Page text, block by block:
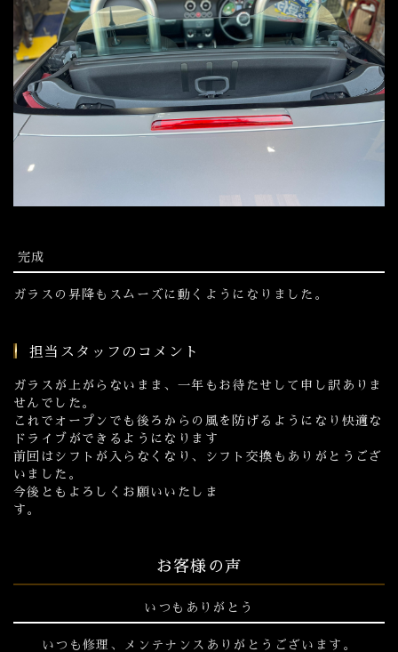
完成
ガラスの昇降もスムーズに動くようになりました。
担当スタッフのコメント
ガラスが上がらないまま、一年もお待たせして申し訳ありま
せんでした。
これでオープンでも後ろからの風を防げるようになり快適な
ドライブができるようになります
前回はシフトが入らなくなり、シフト交換もありがとうござ
いました。
今後ともよろしくお願いいたしま
す。
お客様の声
いつもありがとう
いつも修理、メンテナンスありがとうございます。